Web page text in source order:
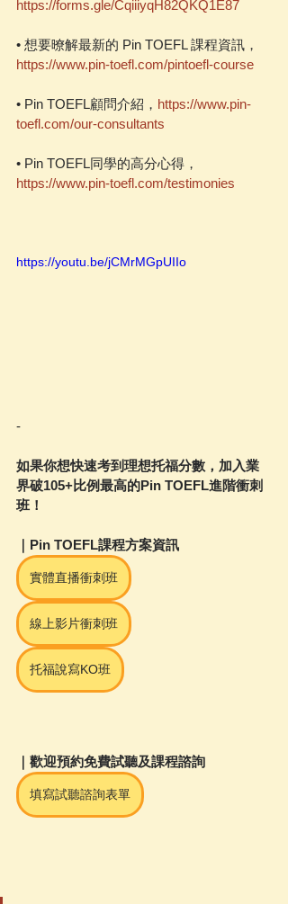
https://forms.gle/CqiiiyqH82QKQ1E87
• 想要暸解最新的 Pin TOEFL 課程資訊，
https://www.pin-toefl.com/pintoefl-course
• Pin TOEFL顧問介紹， https://www.pin-
toefl.com/our-consultants
• Pin TOEFL同學的高分心得，
https://www.pin-toefl.com/testimonies
https://youtu.be/jCMrMGpUIIo
-
如果你想快速考到理想托福分數，加入業
界破105+比例最高的Pin TOEFL進階衝刺
班！
｜Pin TOEFL課程方案資訊
實體直播衝刺班
線上影片衝刺班
托福說寫KO班
｜歡迎預約免費試聽及課程諮詢
填寫試聽諮詢表單